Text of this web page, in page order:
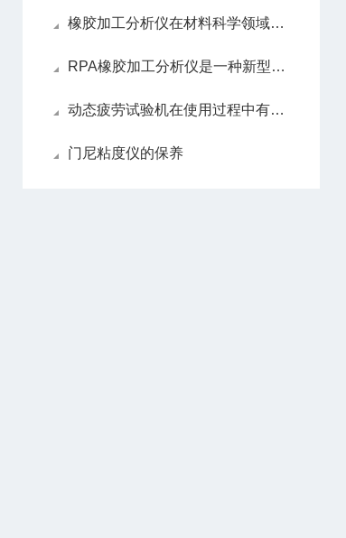
橡胶加工分析仪在材料科学领域占据了重要地位
RPA橡胶加工分析仪是一种新型动态力学流变仪
动态疲劳试验机在使用过程中有哪些注意事项
门尼粘度仪的保养